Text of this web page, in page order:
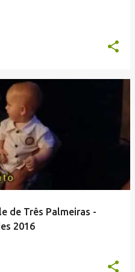
de Três Palmeiras -
2016